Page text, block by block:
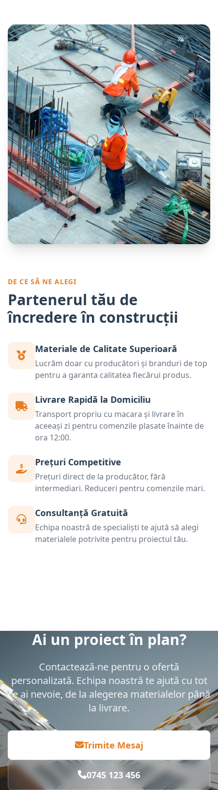
DE CE SĂ NE ALEGI
Partenerul tău de
încredere în construcții
Materiale de Calitate Superioară
Lucrăm doar cu producători și branduri de top
pentru a garanta calitatea fiecărui produs.
Livrare Rapidă la Domiciliu
Transport propriu cu macara și livrare în
aceeași zi pentru comenzile plasate înainte de
ora 12:00.
Prețuri Competitive
Prețuri direct de la producător, fără
intermediari. Reduceri pentru comenzile mari.
Consultanță Gratuită
Echipa noastră de specialiști te ajută să alegi
materialele potrivite pentru proiectul tău.
Ai un proiect în plan?
Contactează-ne pentru o ofertă
personalizată. Echipa noastră te ajută cu tot
ce ai nevoie, de la alegerea materialelor până
la livrare.
Trimite Mesaj
0745 123 456